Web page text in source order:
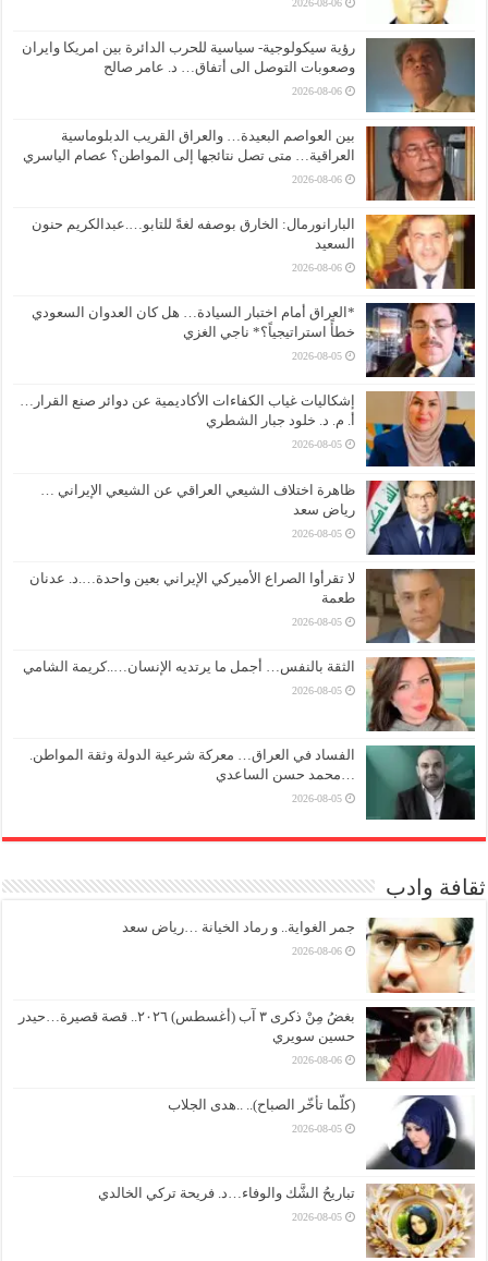
رؤية سيكولوجية- سياسية للحرب الدائرة بين امريكا وايران
وصعوبات التوصل الى أتفاق… د. عامر صالح
2026-08-06
بين العواصم البعيدة… والعراق القريب الدبلوماسية
العراقية… متى تصل نتائجها إلى المواطن؟ عصام الياسري
2026-08-06
البارانورمال: الخارق بوصفه لغةً للتابو….عبدالكريم حنون
السعيد
2026-08-06
*العراق أمام اختبار السيادة… هل كان العدوان السعودي
خطأً استراتيجياً؟* ناجي الغزي
2026-08-05
إشكاليات غياب الكفاءات الأكاديمية عن دوائر صنع القرار…
أ. م. د. خلود جبار الشطري
2026-08-05
ظاهرة اختلاف الشيعي العراقي عن الشيعي الإيراني …
رياض سعد
2026-08-05
لا تقرأوا الصراع الأميركي الإيراني بعين واحدة….د. عدنان
طعمة
2026-08-05
الثقة بالنفس… أجمل ما يرتديه الإنسان…..كريمة الشامي
2026-08-05
الفساد في العراق… معركة شرعية الدولة وثقة المواطن.
…محمد حسن الساعدي
2026-08-05
ثقافة وادب
جمر الغواية.. و رماد الخيانة …رياض سعد
2026-08-06
بغضُ مِنْ ذكرى ٣ آب (أغسطس) ٢٠٢٦.. قصة قصيرة…حيدر
حسين سويري
2026-08-06
(كلّما تأخّر الصباح).. ..هدى الجلاب
2026-08-05
تباريحُ الشَّك والوفاء…د. فريحة تركي الخالدي
2026-08-05